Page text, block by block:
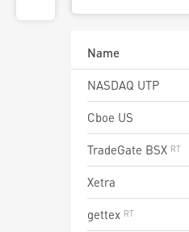
Name
NASDAQ UTP
Cboe US
TradeGate BSX
Xetra
gettex